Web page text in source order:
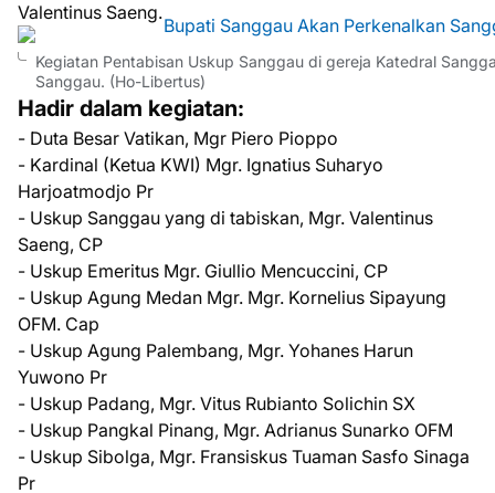
Valentinus Saeng.
Kegiatan Pentabisan Uskup Sanggau di gereja Katedral
Sanggau. (Ho-Libertus)
Hadir dalam kegiatan:
- Duta Besar Vatikan, Mgr Piero Pioppo
- Kardinal (Ketua KWI) Mgr. Ignatius Suharyo
Harjoatmodjo Pr
- Uskup Sanggau yang di tabiskan, Mgr. Valentinus
Saeng, CP
- Uskup Emeritus Mgr. Giullio Mencuccini, CP
- Uskup Agung Medan Mgr. Mgr. Kornelius Sipayung
OFM. Cap
- Uskup Agung Palembang, Mgr. Yohanes Harun
Yuwono Pr
- Uskup Padang, Mgr. Vitus Rubianto Solichin SX
- Uskup Pangkal Pinang, Mgr. Adrianus Sunarko OFM
- Uskup Sibolga, Mgr. Fransiskus Tuaman Sasfo Sinaga
Pr